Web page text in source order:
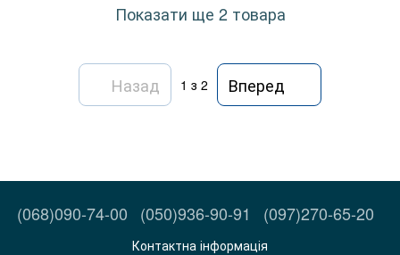
Показати ще 2 товара
Назад 1 з 2 Вперед
(068)090-74-00 (050)936-90-91 (097)270-65-20
Контактна інформація